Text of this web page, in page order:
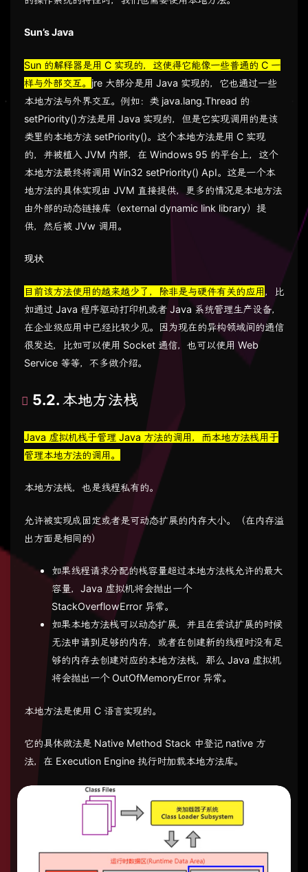
Sun’s Java
Sun 的解释器是用 C 实现的，这使得它能像一些普通的 C 一
样与外部交互。 jre 大部分是用 Java 实现的，它也通过一些
本地方法与外界交互。例如：类 java.lang.Thread 的
setPriority()方法是用 Java 实现的，但是它实现调用的是该
类里的本地方法 setPriority()。这个本地方法是用 C 实现
的，并被植入 JVM 内部，在 Windows 95 的平台上，这个
本地方法最终将调用 Win32 setPriority() ApI。这是一个本
地方法的具体实现由 JVM 直接提供，更多的情况是本地方法
由外部的动态链接库（external dynamic link library）提
供，然后被 JVw 调用。
现状
目前该方法使用的越来越少了，除非是与硬件有关的应用，比
如通过 Java 程序驱动打印机或者 Java 系统管理生产设备，
在企业级应用中已经比较少见。因为现在的异构领域间的通信
很发达，比如可以使用 Socket 通信，也可以使用 Web
Service 等等，不多做介绍。
5.2. 本地方法栈
Java 虚拟机栈于管理 Java 方法的调用，而本地方法栈用于
管理本地方法的调用。
本地方法栈，也是线程私有的。
允许被实现成固定或者是可动态扩展的内存大小。（在内存溢
出方面是相同的）
如果线程请求分配的栈容量超过本地方法栈允许的最大
容量，Java 虚拟机将会抛出一个
StackOverflowError 异常。
如果本地方法栈可以动态扩展，并且在尝试扩展的时候
无法申请到足够的内存，或者在创建新的线程时没有足
够的内存去创建对应的本地方法栈，那么 Java 虚拟机
将会抛出一个 OutOfMemoryError 异常。
本地方法是使用 C 语言实现的。
它的具体做法是 Native Method Stack 中登记 native 方
法，在 Execution Engine 执行时加载本地方法库。